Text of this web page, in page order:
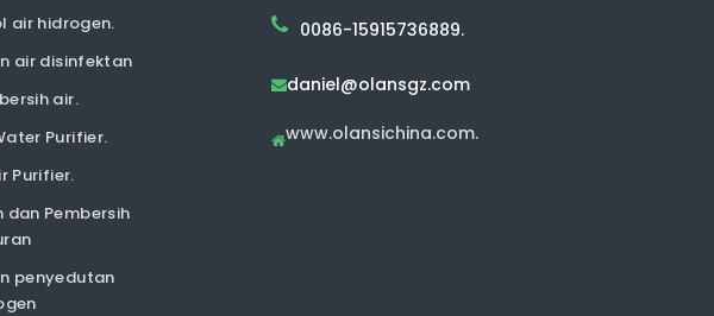
air hidrogen.
air disinfektan
air.
Purifier.
Purifier.
dan Pembersih
penyedutan
0086-15915736889.
daniel@olansgz.com
www.olansichina.com.